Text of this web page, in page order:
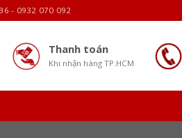
- 0932 070 092
Thanh toán
Khi nhận hàng TP.HCM